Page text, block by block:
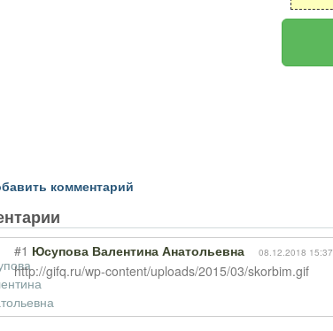
комментарий
#1 Юсупова Валентина Анатольевна 08.12.2018 15:37
http://gifq.ru/wp-content/uploads/2015/03/skorbim.gif